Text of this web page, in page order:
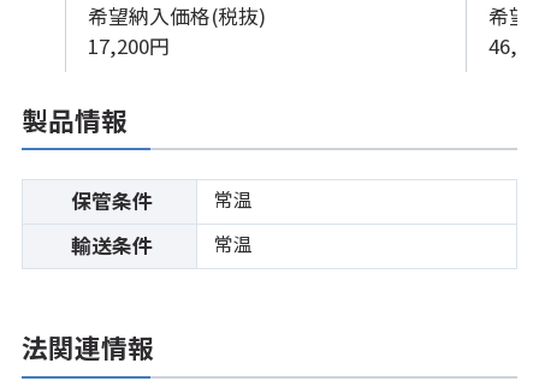
希望納入価格(税抜)
17,200円
希望
製品情報
保管条件 常温
輸送条件 常温
法関連情報